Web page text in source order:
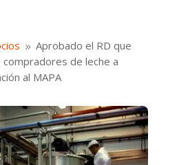
9 Aprobado el RD que
de leche a
al MAPA